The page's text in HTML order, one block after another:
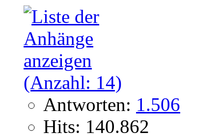
Antworten: 1.506
Hits: 140.862